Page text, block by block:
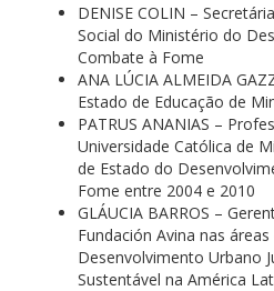
DENISE COLIN –
Social do Ministério do
Combate à Fome
ANA LÚCIA ALMEIDA
Estado de Educação de
PATRUS ANANIAS –
Universidade Católica de
de Estado do
Fome entre 2004 e 2010
GLÁUCIA BARROS –
Fundación Avina nas
Desenvolvimento Urbano
Sustentável na América